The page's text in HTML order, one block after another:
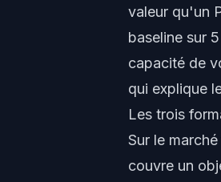
valeur qu'un
baseline sur
capacité de
qui explique
Les trois
Sur le
couvre un